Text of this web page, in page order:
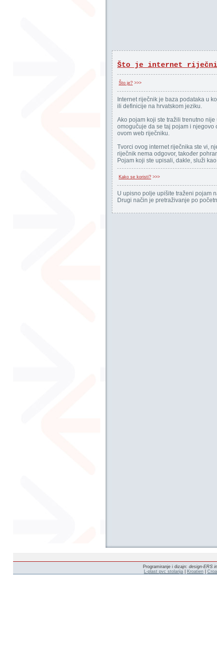
Što je internet
Što je? >>>
Internet riječnik je baza podataka u
ili definicije na hrvatskom jeziku.
Ako pojam koji ste tražili trenutno
omogučuje da se taj pojam i
ovom web riječniku.
Tvorci ovog internet riječnika ste vi,
riječnik nema odgovor, također
Pojam koji ste upisali, dakle, služi
Kako se koristi? >>>
U upisno polje upišite traženi pojam
Drugi način je pretraživanje po
Programiranje i dizajn: design-ERS
L-plast pvc stolarija
Kroatien